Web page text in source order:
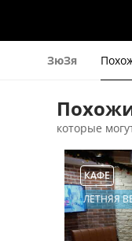
ЗюЗя
которые
КАФЕ
ЛЕТНЯЯ